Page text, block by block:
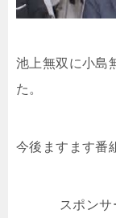
池上無双に小島
た。
今後ますます番
スポンサ